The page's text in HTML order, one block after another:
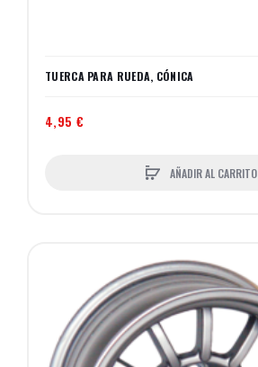
TUERCA PARA RUEDA, CÓNICA
4,95 €
AÑADIR AL CARRITO